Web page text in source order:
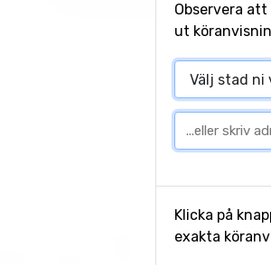
Observera
ut
Klicka på
exakta